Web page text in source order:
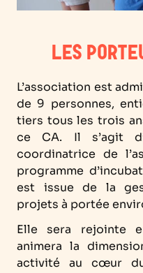
LES
L’association est
de 9 personnes,
tiers tous les trois
ce CA. Il s’agit
coordinatrice de
programme
est issue de la
projets à portée
Elle sera rejointe
animera la
activité au cœur